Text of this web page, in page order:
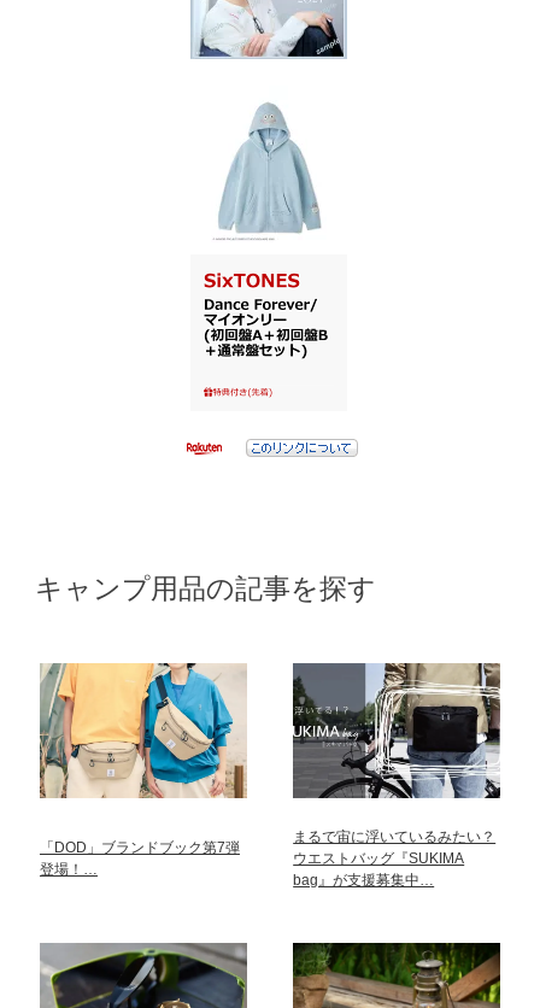
キャンプ用品の記事を探す
「DOD」ブランドブック第7弾
登場！…
まるで宙に浮いているみたい？
ウエストバッグ『SUKIMA
bag』が支援募集中…